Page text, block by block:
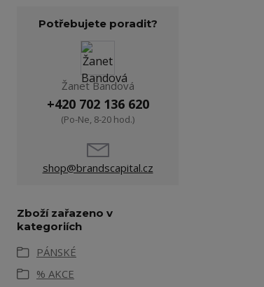
Potřebujete poradit?
Žanet Bandová
+420 702 136 620
(Po-Ne, 8-20 hod.)
shop@brandscapital.cz
Zboží zařazeno v
kategoriích
PÁNSKÉ
% AKCE